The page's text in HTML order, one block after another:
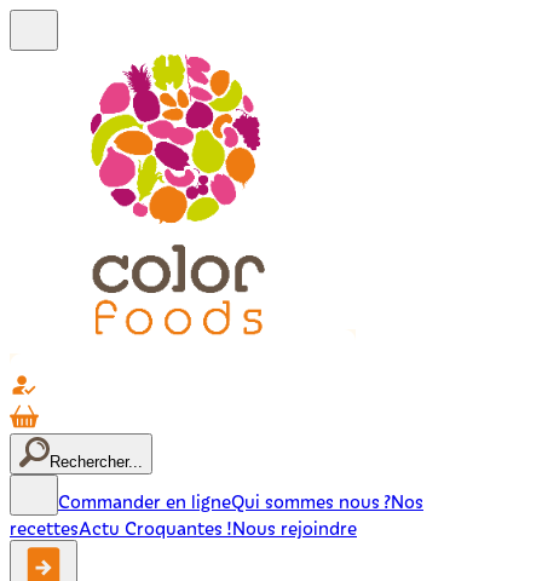
Rechercher...
Commander en ligneQui sommes nous ?Nos
recettesActu Croquantes !Nous rejoindre